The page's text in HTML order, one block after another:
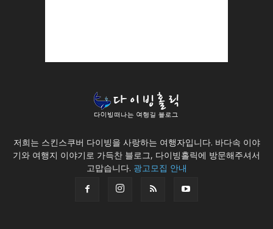
저희는 스킨스쿠버 다이빙을 사랑하는 여행자입니다. 바다속 이야
기와 여행지 이야기로 가득찬 블로그, 다이빙홀릭에 방문해주셔서
고맙습니다. 광고모집 안내